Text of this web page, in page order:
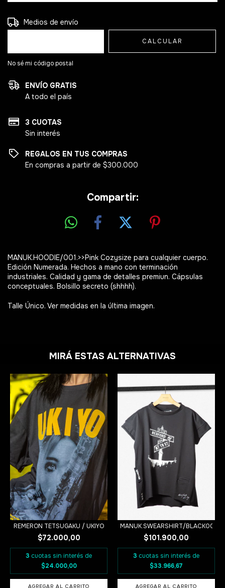
Entregas para el CP:
Medios de envío
CALCULAR
No sé mi código postal
ENVÍO GRATIS
A todo el país
3 CUOTAS
Sin interés
REGALOS EN TUS COMPRAS
En compras a partir de $300.000
Compartir:
MANUK.HOODIE/001.>>Pink Cozysize para cualquier cuerpo.
Edición Numerada. Hechos a mano con terminación
industriales. Calidad y gama de detalles premiun. Cápsulas
conceptuales. Bolsillo secreto (shhhh).
Talle Único. Ver medidas en la última imagen.
MIRÁ ESTAS ALTERNATIVAS
REMERON TETSUGAKU / UKIYO
$72.000,00
3 cuotas sin interés de
$24.000,00
MANUK.SWEARSHIRT/BLACK005
$101.900,00
3 cuotas sin interés de
$33.966,67